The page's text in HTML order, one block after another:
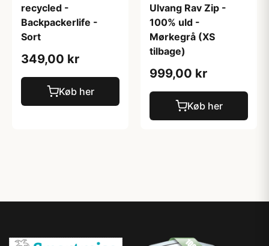
recycled -
Backpackerlife -
Sort
349,00 kr
Køb her
Ulvang Rav Zip -
100% uld -
Mørkegrå (XS
tilbage)
999,00 kr
Køb her